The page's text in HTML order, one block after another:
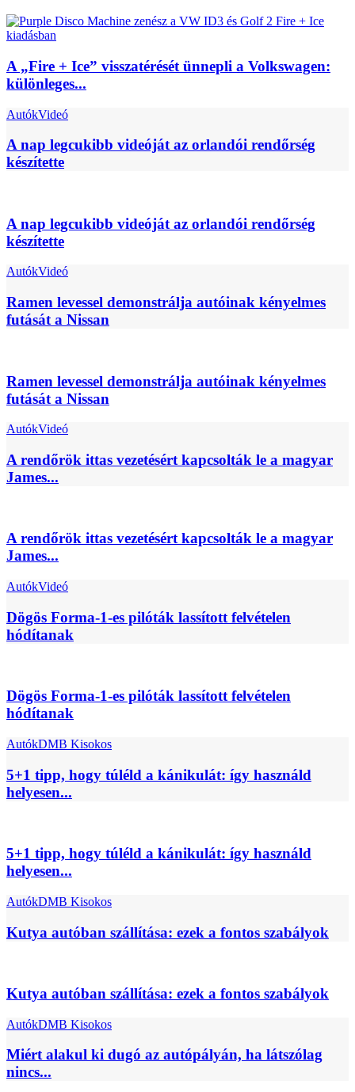
A „Fire + Ice” visszatérését ünnepli a Volkswagen:
különleges...
AutókVideó
A nap legcukibb videóját az orlandói rendőrség
készítette
A nap legcukibb videóját az orlandói rendőrség
készítette
AutókVideó
Ramen levessel demonstrálja autóinak kényelmes
futását a Nissan
Ramen levessel demonstrálja autóinak kényelmes
futását a Nissan
AutókVideó
A rendőrök ittas vezetésért kapcsolták le a magyar
James...
A rendőrök ittas vezetésért kapcsolták le a magyar
James...
AutókVideó
Dögös Forma-1-es pilóták lassított felvételen
hódítanak
Dögös Forma-1-es pilóták lassított felvételen
hódítanak
AutókDMB Kisokos
5+1 tipp, hogy túléld a kánikulát: így használd
helyesen...
5+1 tipp, hogy túléld a kánikulát: így használd
helyesen...
AutókDMB Kisokos
Kutya autóban szállítása: ezek a fontos szabályok
Kutya autóban szállítása: ezek a fontos szabályok
AutókDMB Kisokos
Miért alakul ki dugó az autópályán, ha látszólag
nincs...